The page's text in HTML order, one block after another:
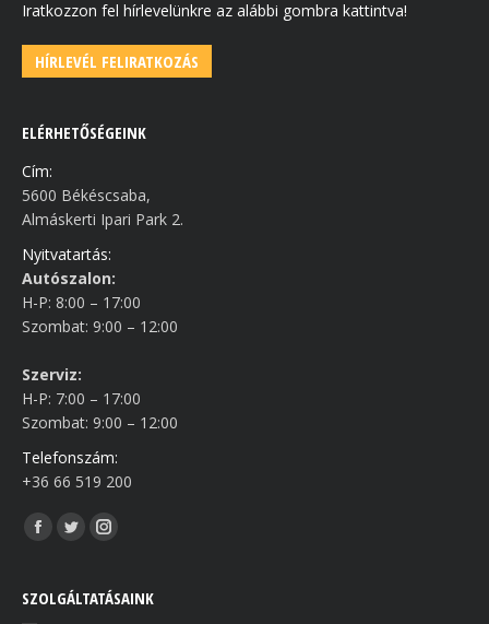
Iratkozzon fel hírlevelünkre az alábbi gombra kattintva!
HÍRLEVÉL FELIRATKOZÁS
ELÉRHETŐSÉGEINK
Cím:
5600 Békéscsaba,
Almáskerti Ipari Park 2.
Nyitvatartás:
Autószalon:
H-P: 8:00 – 17:00
Szombat: 9:00 – 12:00
Szerviz:
H-P: 7:00 – 17:00
Szombat: 9:00 – 12:00
Telefonszám:
+36 66 519 200
Find us on:
Facebook
opens
Twitter
opens
Instagram
opens
SZOLGÁLTATÁSAINK